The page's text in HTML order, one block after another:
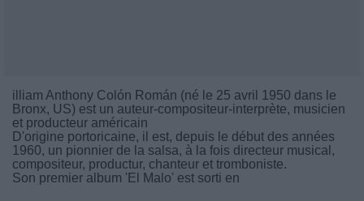
illiam Anthony Colón Román (né le 25 avril 1950 dans le
Bronx, US) est un auteur-compositeur-interprète, musicien
et producteur américain
D'origine portoricaine, il est, depuis le début des années
1960, un pionnier de la salsa, à la fois directeur musical,
compositeur, productur, chanteur et tromboniste.
Son premier album 'El Malo' est sorti en